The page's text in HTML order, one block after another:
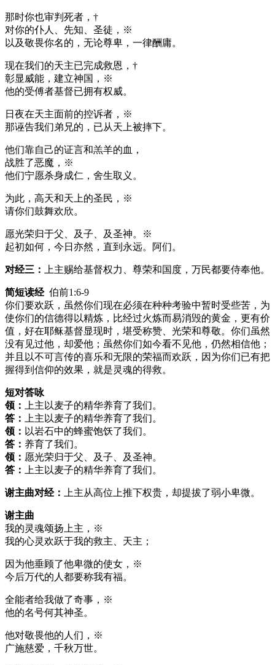
那时你也审判死者，†
对你的仆人、先知、圣徒，※
以及敬畏你名的，无论尊卑，一律酬庸。
现在我们的天主已完成救恩，†
彰显威能，建立神国，※
他的受傅者基督已拥有权威。
日夜在天主面前的控诉者，※
那诬告我们弟兄的，已从天上被摔下。
他们靠自己的证言和羔羊的血，
战胜了恶魔，※
他们宁愿杀身成仁，舍生取义。
为此，高天和天上的圣民，※
请你们鼓舞欢欣。
愿光荣归于父、及子、及圣神。※
起初如何，今日亦然，直到永远。阿们。
对经三： 上主赐给基督权力、尊荣和国度，万民都要侍奉他。
简短读经 伯前1:6-9
你们要欢跃，虽然你们现在必须在种种考验中暂时受些苦，为
使你们的信德得以精炼，比经过火炼而易消毁的黄金，更有价
值，好在耶稣基督显现时，堪受称赞、光荣和尊敬。你们虽然
没有见过他，却爱他；虽然你们如今看不见他，仍然相信他；
并且以不可言传的喜乐和无限的荣福而欢跃，因为你们已有把
握得到信仰的效果，就是灵魂的得救。
短对答咏
领：
上主以麦子的精华养育了我们。
答：
上主以麦子的精华养育了我们。
领： 以岩石中的蜂蜜饱饫了我们。
答： 养育了我们。
领： 愿光荣归于父、及子、及圣神。
答：
上主以麦子的精华养育了我们。
谢主曲对经： 上主从高位上推下权贵，却提拔了弱小卑微。
谢主曲
我的灵魂颂扬上主，※
我的心灵欢跃于我的救主、天主；
因为他垂顾了他卑微的使女，※
今后万代的人都要称我有福。
全能者给我做了奇事，※
他的名号何其神圣。
他对敬畏他的人们，※
广施慈爱，千秋万世。